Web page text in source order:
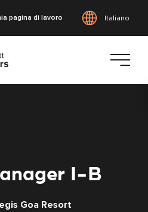
pagina di lavoro Italiano
I-B
Goa Resort